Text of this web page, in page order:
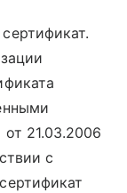
21.03.2006
с